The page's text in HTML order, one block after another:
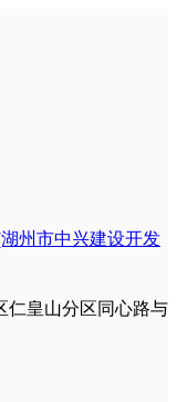
州市中兴建设开发
仁皇山分区同心路与